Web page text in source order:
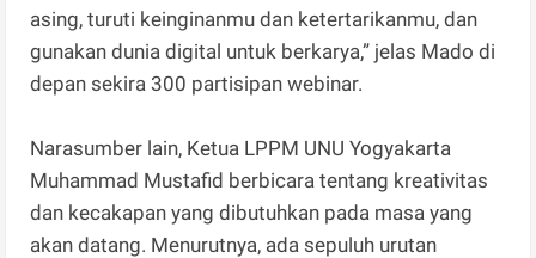
asing, turuti keinginanmu dan ketertarikanmu, dan
gunakan dunia digital untuk berkarya,” jelas Mado di
depan sekira 300 partisipan webinar.
Narasumber lain, Ketua LPPM UNU Yogyakarta
Muhammad Mustafid berbicara tentang kreativitas
dan kecakapan yang dibutuhkan pada masa yang
akan datang. Menurutnya, ada sepuluh urutan